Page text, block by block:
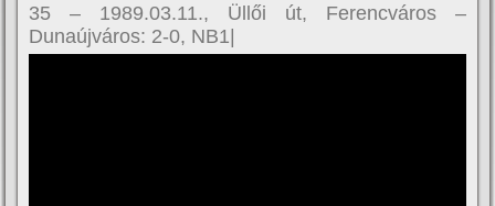
35 – 1989.03.11., Üllői út, Ferencváros –
Dunaújváros: 2-0, NB1|